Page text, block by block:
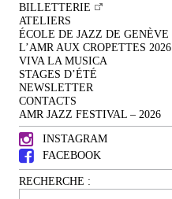
BILLETTERIE
ATELIERS
ÉCOLE DE JAZZ DE GENÈVE
L’AMR AUX CROPETTES 2026
VIVA LA MUSICA
STAGES D’ÉTÉ
NEWSLETTER
CONTACTS
AMR JAZZ FESTIVAL – 2026
INSTAGRAM
FACEBOOK
RECHERCHE :